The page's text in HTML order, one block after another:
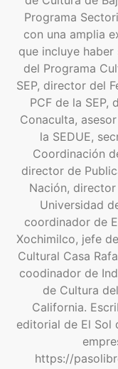
Programa
con una amplia
que incluye
del Programa
SEP, director del
PCF de la SEP,
Conaculta,
la SEDUE,
Coordinación
director de
Nación,
Universidad
coordinador de
Xochimilco, jefe
Cultural Casa
coodinador de
de Cultura
California.
editorial de El Sol
https://